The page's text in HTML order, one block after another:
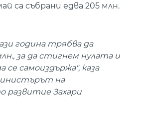
са събрани едва 205 млн.
година трябва да
за да стигнем нулата и
самоиздържа", каза
на
развитие Захари